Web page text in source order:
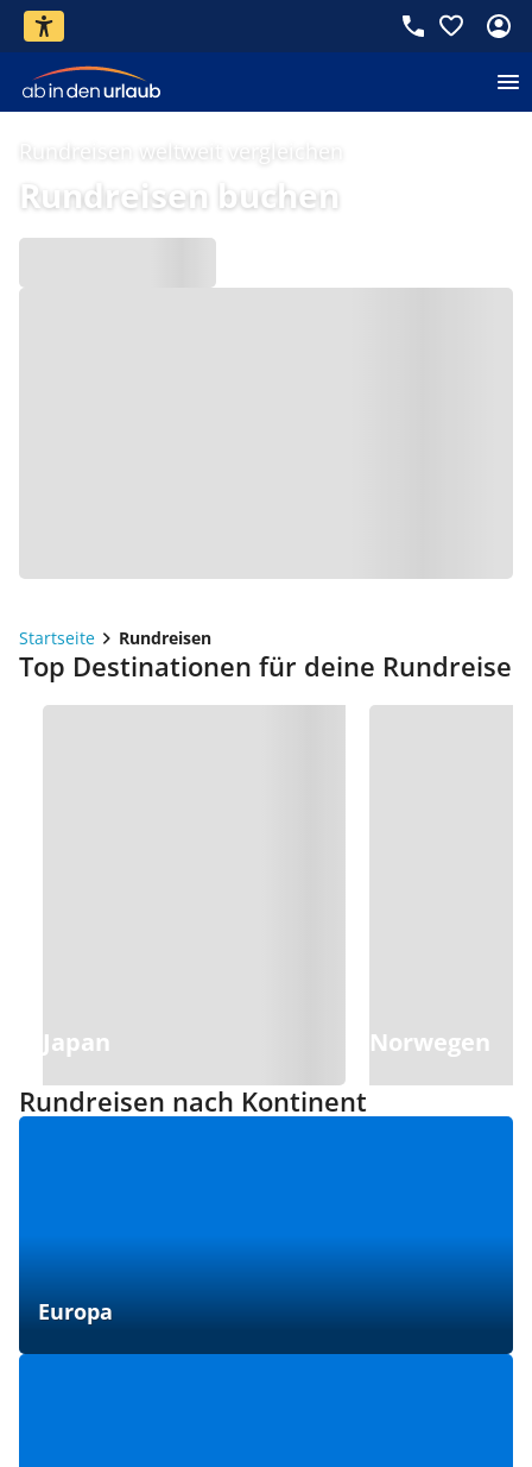
Rundreisen weltweit vergleichen
Rundreisen buchen
Startseite Rundreisen
Top Destinationen für deine Rundreise
Japan Norwegen
Rundreisen nach Kontinent
Europa